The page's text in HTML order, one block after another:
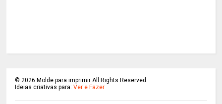
©2026 Molde para imprimir All Rights Reserved.
Ideias criativas para:Ver e Fazer